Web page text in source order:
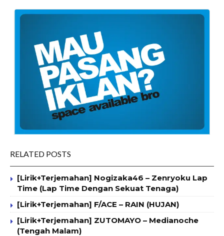
RELATED POSTS
[Lirik+Terjemahan] Nogizaka46 – Zenryoku Lap
Time (Lap Time Dengan Sekuat Tenaga)
[Lirik+Terjemahan] F/ACE – RAIN (HUJAN)
[Lirik+Terjemahan] ZUTOMAYO – Medianoche
(Tengah Malam)